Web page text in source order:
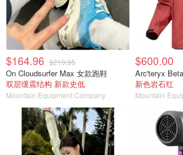
$164.96 $219.95
On Cloudsurfer Max 女款跑鞋
双层缓震结构 新款史低
Mountain Equipment Company
$600.00
Arc'teryx
新色岩石红
Mountain